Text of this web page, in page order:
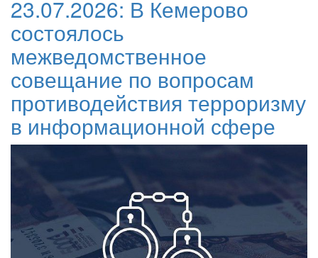
23.07.2026: В Кемерово
состоялось
межведомственное
совещание по вопросам
противодействия терроризму
в информационной сфере